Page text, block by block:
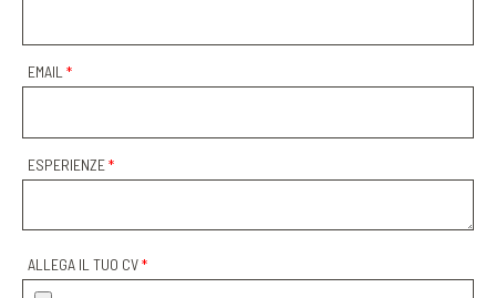
EMAIL *
ESPERIENZE*
ALLEGA IL TUO CV*